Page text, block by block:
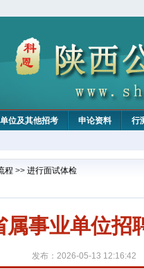
位及其他招考 申论资料
行
程 >> 进行面试体检
属事业单位招
发布：2026-05-13 12:16:42